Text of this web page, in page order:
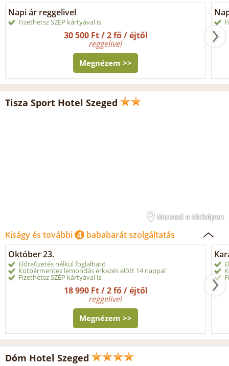
Napi ár reggelivel
Fizethetsz SZÉP kártyával is
30 500 Ft / 2 fő / éjtől
reggelivel
Megnézem >>
Tisza Sport Hotel Szeged
Mutasd a térképen
Kiságy és további 4 bababarát szolgáltatás
Október 23.
Előrefizetés nélkül foglalható
Kötbérmentes lemondás érkezés előtt 14 nappal
Fizethetsz SZÉP kártyával is
18 990 Ft / 2 fő / éjtől
reggelivel
Megnézem >>
Dóm Hotel Szeged